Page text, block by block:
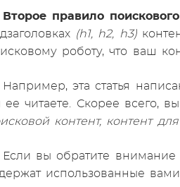
Второе правило
(h1, h2, h3)
роботу, что ваш
Например, эта статья
ее читаете. Скорее всего,
контент, контент
Если вы обратите внимание
использованные